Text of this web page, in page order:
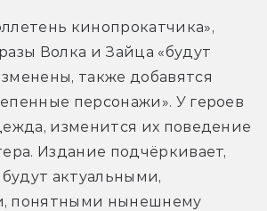
кинопрокатчика»,
Волка и Зайца «будут
также добавятся
персонажи». У героев
изменится их поведение
Издание подчёркивает,
актуальными,
понятными нынешнему